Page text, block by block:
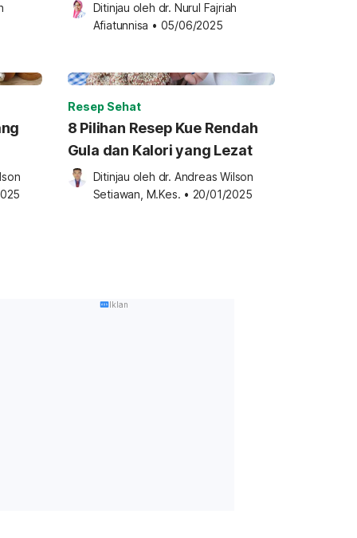
Ditinjau oleh dr. Nurul Fajriah
Afiatunnisa • 05/06/2025
Resep Sehat
8 Pilihan Resep Kue Rendah
Gula dan Kalori yang Lezat
Ditinjau oleh dr. Andreas Wilson
Setiawan, M.Kes. • 20/01/2025
Iklan